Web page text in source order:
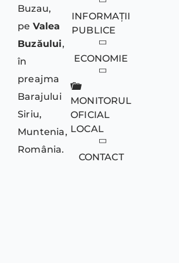
Buzau,
pe Valea
Buzăului,
în
preajma
Barajului
Siriu,
Muntenia,
România.
INFORMAȚII
PUBLICE
ECONOMIE
MONITORUL
OFICIAL
LOCAL
CONTACT